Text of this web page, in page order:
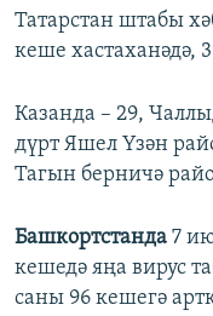
Татарстан штабы
кеше хастаханәдә,
Казанда – 29,
дүрт Яшел Үзән
Тагын берничә
Башкортстанда 7
кешедә яңа вирус
саны 96 кешегә